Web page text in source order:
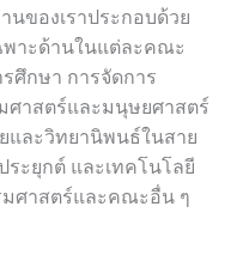
นของเราประกอบด้วย
พาะด้านในแต่ละคณะ
ศึกษา การจัดการ
ศาสตร์และมนุษยศาสตร์
และวิทยานิพนธ์ในสาย
ะยุกต์ และเทคโนโลยี
ศาสตร์และคณะอื่น ๆ